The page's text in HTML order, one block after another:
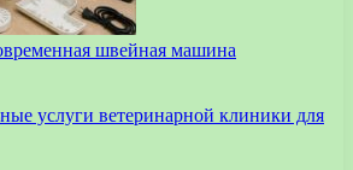
швейная машина
услуги ветеринарной клиники для